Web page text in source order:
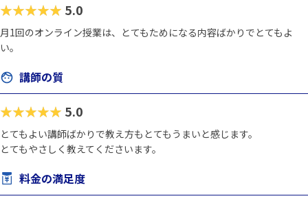
★★★★★ 5.0
月1回のオンライン授業は、とてもためになる内容ばかりでとてもよ
い。
講師の質
★★★★★ 5.0
とてもよい講師ばかりで教え方もとてもうまいと感じます。
とてもやさしく教えてくださいます。
料金の満足度